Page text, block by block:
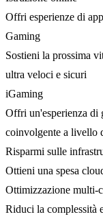
Offri esperienze di
Gaming
Sostieni la prossima
ultra veloci e sicuri
iGaming
Offri un'esperienza di
coinvolgente a livello
Risparmi sulle
Ottieni una spesa
Ottimizzazione multi-
Riduci la complessità